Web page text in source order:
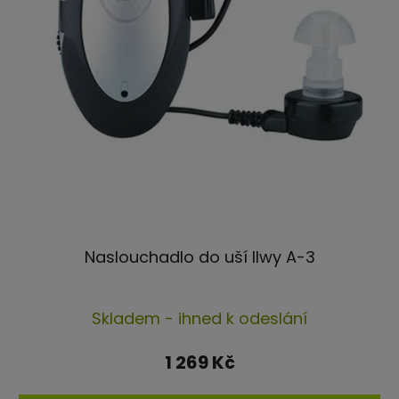
Naslouchadlo do uší Ilwy A-3
hodnocení
produktu
Skladem - ihned k odeslání
1 269 Kč